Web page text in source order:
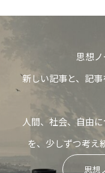
思想ノ
新しい記事と、記
人間、社会、自由
を、少しずつ考え
思想